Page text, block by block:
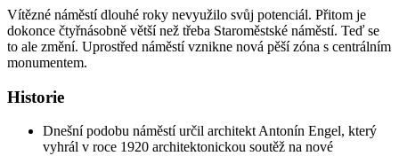
Vítězné náměstí dlouhé roky nevyužilo svůj potenciál. Přitom je
dokonce čtyřnásobně větší než třeba Staroměstské náměstí. Teď se
to ale změní. Uprostřed náměstí vznikne nová pěší zóna s centrálním
monumentem.
Historie
Dnešní podobu náměstí určil architekt Antonín Engel, který
vyhrál v roce 1920 architektonickou soutěž na nové